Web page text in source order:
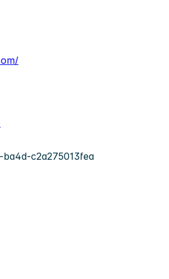
c2a275013fea